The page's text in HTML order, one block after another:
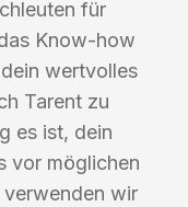
für
Know-how
wertvolles
Tarent zu
es ist, dein
vor möglichen
verwenden wir